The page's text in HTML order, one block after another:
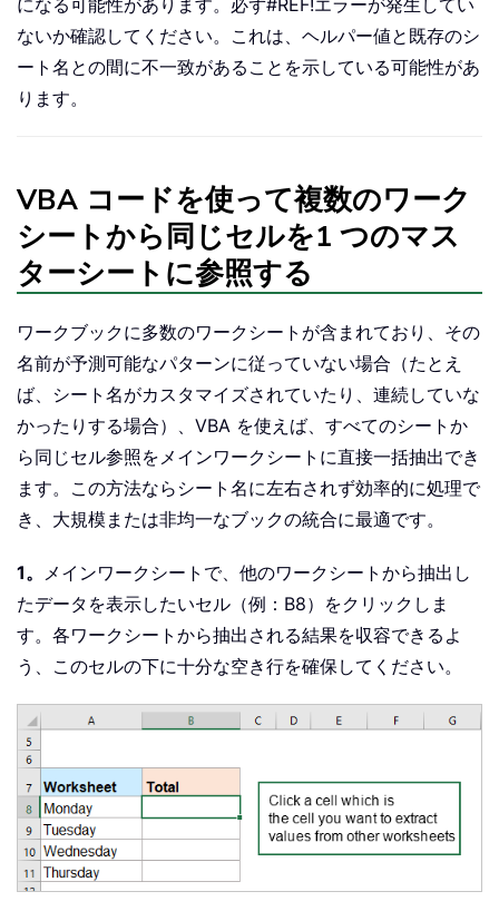
になる可能性があります。必ず#REF!エラーが発生してい
ないか確認してください。これは、ヘルパー値と既存のシ
ート名との間に不一致があることを示している可能性があ
ります。
VBA コードを使って複数のワーク
シートから同じセルを1 つのマス
ターシートに参照する
ワークブックに多数のワークシートが含まれており、その
名前が予測可能なパターンに従っていない場合（たとえ
ば、シート名がカスタマイズされていたり、連続していな
かったりする場合）、VBA を使えば、すべてのシートか
ら同じセル参照をメインワークシートに直接一括抽出でき
ます。この方法ならシート名に左右されず効率的に処理で
き、大規模または非均一なブックの統合に最適です。
1。 メインワークシートで、他のワークシートから抽出し
たデータを表示したいセル（例：B8）をクリックしま
す。各ワークシートから抽出される結果を収容できるよ
う、このセルの下に十分な空き行を確保してください。